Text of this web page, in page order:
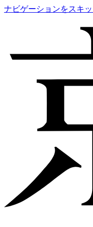
ナビゲーションをスキ